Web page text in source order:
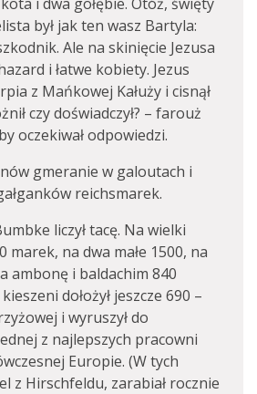
był jak ten wasz Bartyla:
Ale na skinięcie Jezusa
i łatwe kobiety. Jezus
z Mańkowej Kałuży i cisnął
czy doświadczył? – farouż
oczekiwał odpowiedzi.
gmeranie w galoutach i
reichsmarek.
liczył tacę. Na wielki
marek, na dwa małe 1500, na
ambonę i baldachim 840
dołożył jeszcze 690 –
i wyruszył do
z najlepszych pracowni
Europie. (W tych
z Hirschfeldu, zarabiał rocznie